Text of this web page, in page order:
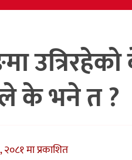
के भने त ?
मा प्रकाशित